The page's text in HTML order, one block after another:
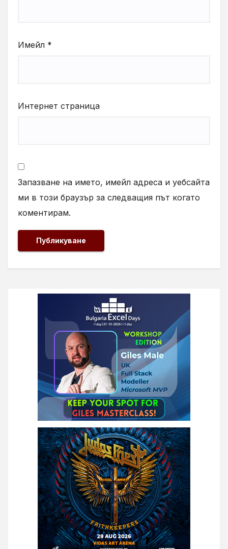
Имейл *
Интернет страница
Запазване на името, имейл адреса и уебсайта
ми в този браузър за следващия път когато
коментирам.